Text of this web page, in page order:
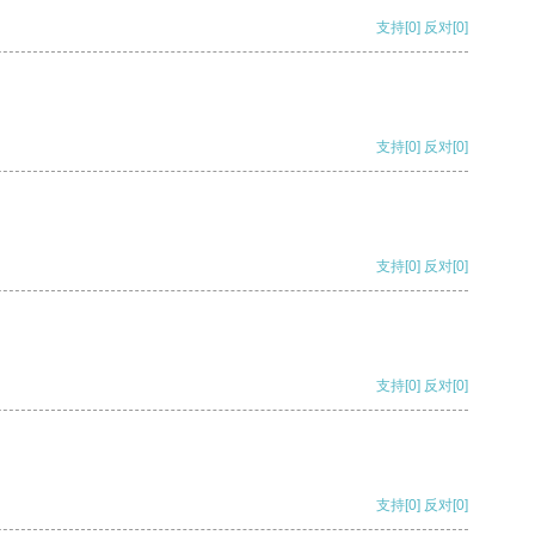
支持[0] 反对[0]
支持[0] 反对[0]
支持[0] 反对[0]
支持[0] 反对[0]
支持[0] 反对[0]